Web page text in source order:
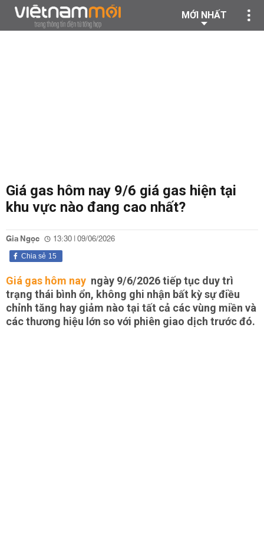
MỚI NHẤT
Giá gas hôm nay 9/6 giá gas hiện tại
khu vực nào đang cao nhất?
Gia Ngọc 13:30 | 09/06/2026
15
Chia sẻ
Giá gas hôm nay ngày 9/6/2026 tiếp tục duy trì
trạng thái bình ổn, không ghi nhận bất kỳ sự điều
chỉnh tăng hay giảm nào tại tất cả các vùng miền và
các thương hiệu lớn so với phiên giao dịch trước đó.